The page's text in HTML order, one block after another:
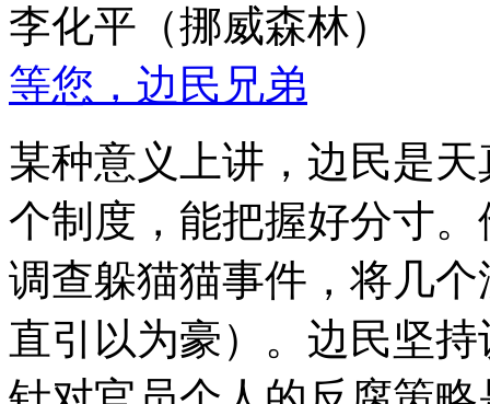
李化平（挪威森林）
等您，边民兄弟
某种意义上讲，边民是
个制度，能把握好分寸
调查躲猫猫事件，将几
直引以为豪）。边民坚